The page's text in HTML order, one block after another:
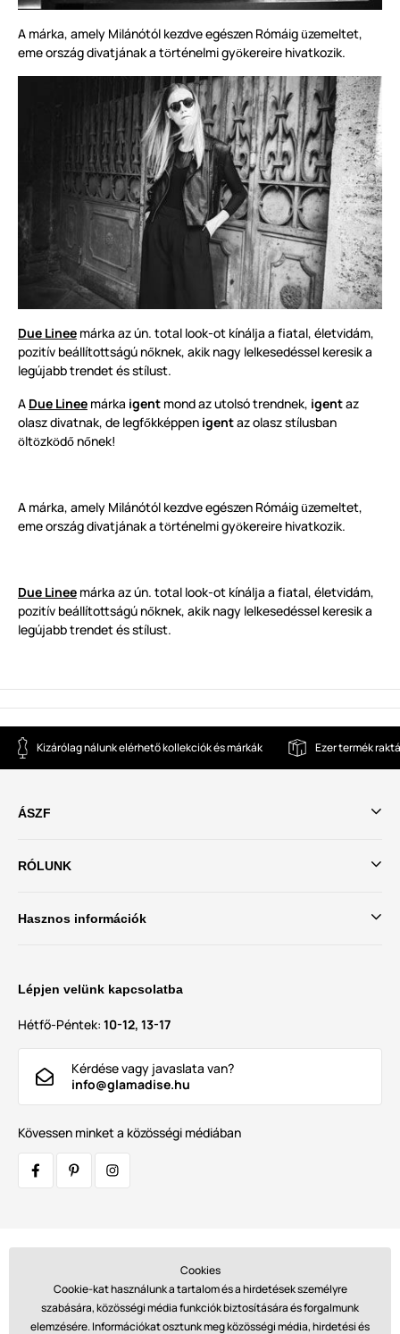
A márka, amely Milánótól kezdve egészen Rómáig üzemeltet,
eme ország divatjának a történelmi gyökereire hivatkozik.
Due Linee márka az ún. total look-ot kínálja a fiatal, életvidám,
pozitív beállítottságú nőknek, akik nagy lelkesedéssel keresik a
legújabb trendet és stílust.
A Due Linee márka igent mond az utolsó trendnek, igentaz
olasz divatnak, de legfőkképpen igentaz olasz stílusban
öltözködő nőnek!
A márka, amely Milánótól kezdve egészen Rómáig üzemeltet,
eme ország divatjának a történelmi gyökereire hivatkozik.
Due Linee márka az ún. total look-ot kínálja a fiatal, életvidám,
pozitív beállítottságú nőknek, akik nagy lelkesedéssel keresik a
legújabb trendet és stílust.
Kizárólag nálunk elérhető kollekciók és márkák Ezer termék
ÁSZF
RÓLUNK
Hasznos információk
Lépjen velünk kapcsolatba
Hétfő-Péntek: 10-12, 13-17
Kérdése vagy javaslata van?
info@glamadise.hu
Kövessen minket a közösségi médiában
Cookies
Cookie-kat használunk a tartalom és a hirdetések személyre
szabására, közösségi média funkciók biztosítására és forgalmunk
elemzésére. Információkat osztunk meg közösségi média, hirdetési és